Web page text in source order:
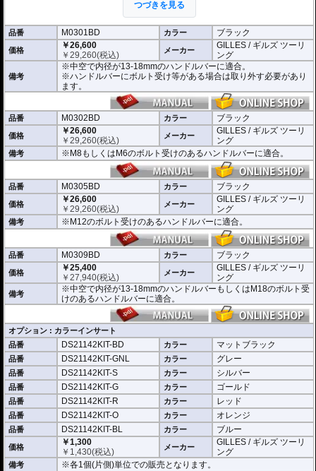
※車検対応。
※1個単位での販売
※左右どちらにも使用できます。
※商品は汎用品となり、主に２系統の取り付け方法をラインナップ。
(取付確認がされているものは下記の適合検索で適合品番をご確認いただけま
M0301BD 中空で内径が13-18mmのハンドルバーに適合
M0302BD M8もしくはM6のボルト受けのあるハンドルバーに適合
M0305BD M12のボルト受けのあるハンドルバーに適合
M0309BD 中空で内径が13-18mmのハンドルバーもしくはM18のボルト受け
のあるハンドルバーに適合
別売オプションにカラーインサートをご用意。
車体のイメージに合わせたカスタムが可能となり、ワンポイントアクセントと
してその存在感を高めます。
つづきを見る
品番 M0301BD カラー ブラック
価格
￥26,600
￥29,260(税込) メーカー
GILLES / ギルズ ツーリ
ング
備考
※中空で内径が13-18mmのハンドルバーに適合。
※ハンドルバーにボルト受け等がある場合は取り外す必要があり
ます。
品番 M0302BD カラー ブラック
価格
￥26,600
￥29,260(税込) メーカー
GILLES / ギルズ ツーリ
ング
備考 ※M8もしくはM6のボルト受けのあるハンドルバーに適合。
品番 M0305BD カラー ブラック
価格
￥26,600
￥29,260(税込) メーカー
GILLES / ギルズ ツーリ
ング
備考 ※M12のボルト受けのあるハンドルバーに適合。
品番 M0309BD カラー ブラック
価格
￥25,400
￥27,940(税込) メーカー
GILLES / ギルズ ツーリ
ング
備考
※中空で内径が13-18mmのハンドルバーもしくはM18のボルト受
けのあるハンドルバーに適合。
オプション : カラーインサート
品番
DS21142KIT-BD カラー マットブラック
品番 DS21142KIT-GNL カラー グレー
品番 DS21142KIT-S カラー シルバー
品番 DS21142KIT-G カラー ゴールド
品番 DS21142KIT-R カラー レッド
品番 DS21142KIT-O カラー オレンジ
品番 DS21142KIT-BL カラー ブルー
価格
￥1,300
￥ 1,430(税込) メーカー
GILLES / ギルズ ツーリ
ング
備考 ※各1個(片側)単位での販売となります。